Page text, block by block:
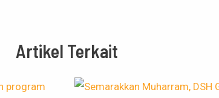
Artikel Terkait